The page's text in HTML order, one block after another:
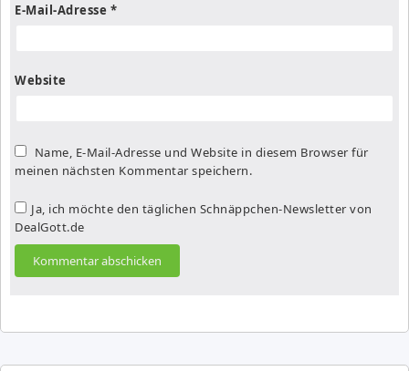
E-Mail-Adresse *
Website
Name, E-Mail-Adresse und Website in diesem Browser für
meinen nächsten Kommentar speichern.
Ja, ich möchte den täglichen Schnäppchen-Newsletter von
DealGott.de